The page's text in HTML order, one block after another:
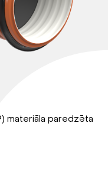
materiāla paredzēta